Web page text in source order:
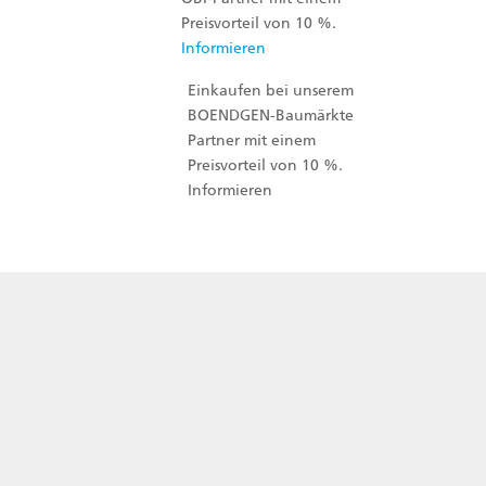
Preisvorteil von 10 %.
Informieren
Einkaufen bei unserem
BOENDGEN-Baumärkte
Partner mit einem
Preisvorteil von 10 %.
Informieren